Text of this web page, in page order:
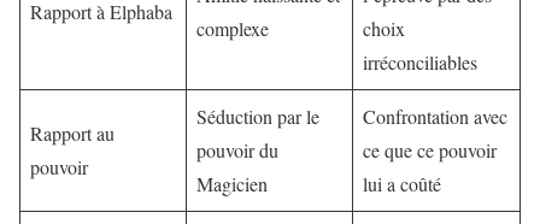
Rapport à Elphaba
complexe
choix
irréconciliables
Rapport au
pouvoir
Séduction par le
pouvoir du
Magicien
Confrontation avec
ce que ce pouvoir
lui a coûté